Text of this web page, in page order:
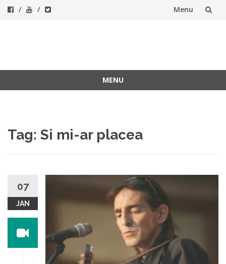
Menu
MENU
Tag: Si mi-ar placea
07
JAN